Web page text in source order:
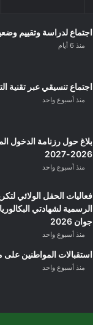
اجتماع لدراسة وتقييم
منذ 6 أيام
اجتماع تنسيقي عبر تقنية
منذ أسبوع واحد
بلاغ حول رزنامة الدخول
2026-2027
منذ أسبوع واحد
فعاليات الحفل الولائي
الرسمية لشهادتي
جوان 2026
منذ أسبوع واحد
استقبالات المواطنين
منذ أسبوع واحد